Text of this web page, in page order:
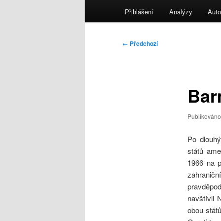
Přihlášení Analýzy
Navigace
← Předchozí
Publikováno
Po
států
1966 na
navštívil
obou